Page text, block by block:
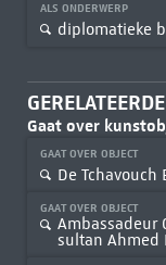
ALS ONDERWERP
diplomatieke
Gaat over
GAAT OVER OBJECT
De Tchavouch
GAAT OVER OBJECT
Ambassadeur
sultan Ahmed